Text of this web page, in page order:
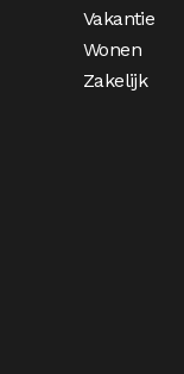
Vakantie
Wonen
Zakelijk